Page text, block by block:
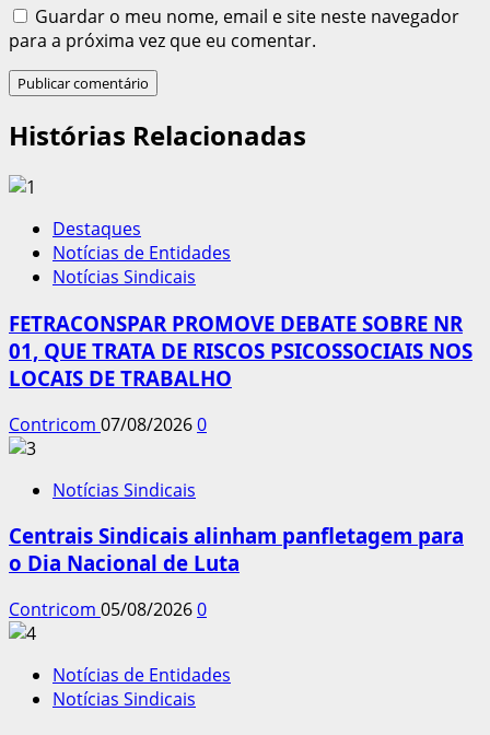
Guardar o meu nome, email e site neste navegador
para a próxima vez que eu comentar.
Histórias Relacionadas
Destaques
Notícias de Entidades
Notícias Sindicais
FETRACONSPAR PROMOVE DEBATE SOBRE NR
01, QUE TRATA DE RISCOS PSICOSSOCIAIS NOS
LOCAIS DE TRABALHO
Contricom 07/08/20260
Notícias Sindicais
Centrais Sindicais alinham panfletagem para
o Dia Nacional de Luta
Contricom 05/08/20260
Notícias de Entidades
Notícias Sindicais